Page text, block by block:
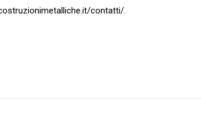
contatti/